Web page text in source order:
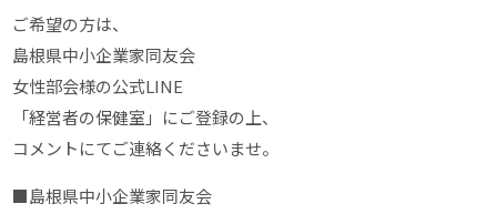
ご希望の方は、
島根県中小企業家同友会
女性部会様の公式LINE
「経営者の保健室」にご登録の上、
コメントにてご連絡くださいませ。
■島根県中小企業家同友会